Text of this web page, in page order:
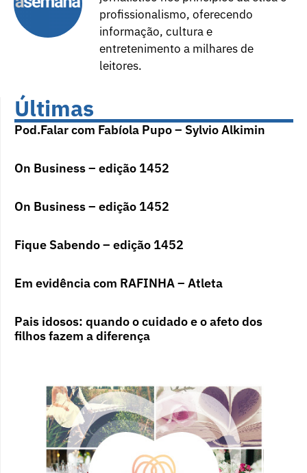
profissionalismo, oferecendo
informação, cultura e
entretenimento a milhares de
leitores.
Últimas
Pod.Falar com Fabíola Pupo – Sylvio Alkimin
On Business – edição 1452
On Business – edição 1452
Fique Sabendo – edição 1452
Em evidência com RAFINHA – Atleta
Pais idosos: quando o cuidado e o afeto dos
filhos fazem a diferença